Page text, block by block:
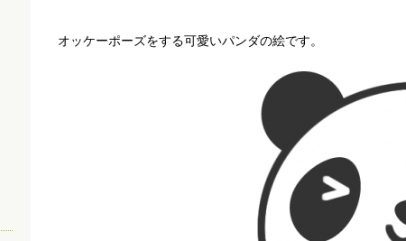
オッケーポーズをする可愛いパンダの絵です。